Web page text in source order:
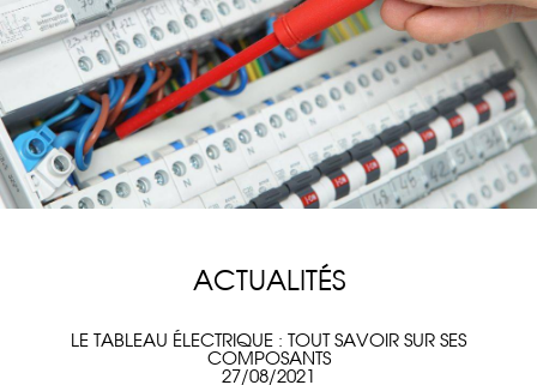
ACTUALITÉS
PROMOTION CAMÉRA DE VIDÉOSURVEILLANCE
NETATMO LEGRAND VALENCIENNES
10/05/2021
ACTUALITÉS
LE TABLEAU ÉLECTRIQUE : TOUT SAVOIR SUR SES
COMPOSANTS
27/08/2021